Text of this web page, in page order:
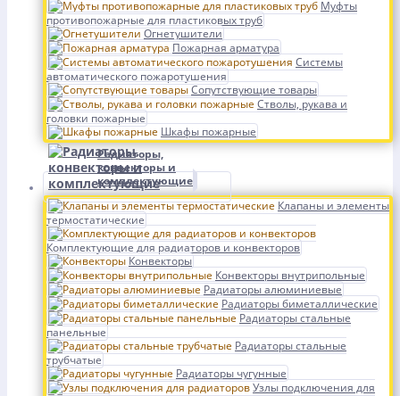
Муфты
противопожарные для пластиковых труб
Огнетушители
Пожарная арматура
Системы
автоматического пожаротушения
Сопутствующие товары
Стволы, рукава и
головки пожарные
Шкафы пожарные
Радиаторы,
конвекторы и
комплектующие
Клапаны и элементы
термостатические
Комплектующие для радиаторов и конвекторов
Конвекторы
Конвекторы внутрипольные
Радиаторы алюминиевые
Радиаторы биметаллические
Радиаторы стальные
панельные
Радиаторы стальные
трубчатые
Радиаторы чугунные
Узлы подключения для